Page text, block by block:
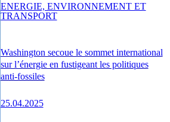
Washington secoue le sommet international
sur l’énergie en fustigeant les politiques
anti-fossiles
25.04.2025
ENERGIE, ENVIRONNEMENT ET
TRANSPORT